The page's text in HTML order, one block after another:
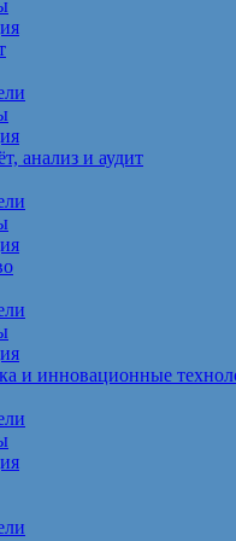
анализ и аудит
и инновационные